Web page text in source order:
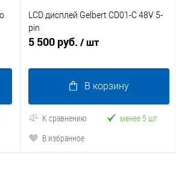
LCD дисплей Gelbert CD01-C 48V 5-
pin
5 500 руб. / шт
В корзину
К сравнению
менее 5 шт
В избранное